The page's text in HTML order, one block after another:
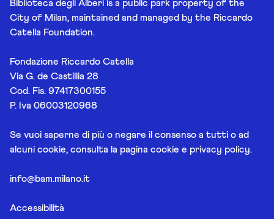
Biblioteca degli Alberi is a public park property of the
City of Milan, maintained and managed by the Riccardo
Catella Foundation.
Fondazione Riccardo Catella
Via G. de Castillia 28
Cod. Fis. 97417300155
P. Iva 06003120968
Se vuoi saperne di più o negare il consenso a tutti o ad
alcuni cookie, consulta la pagina cookie e privacy policy.
info@bam.milano.it
Accessibilità